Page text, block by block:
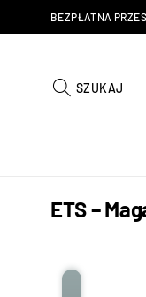
BEZPŁATNA
SZUKAJ
ETS –